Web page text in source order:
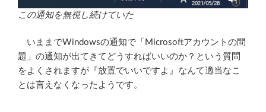
この通知を無視し続けていた
いままでWindowsの通知で「Microsoftアカウントの問
題」の通知が出てきてどうすればいいのか？という質問
をよくされますが『放置でいいですよ』なんて適当なこ
とは言えなくなったようです。